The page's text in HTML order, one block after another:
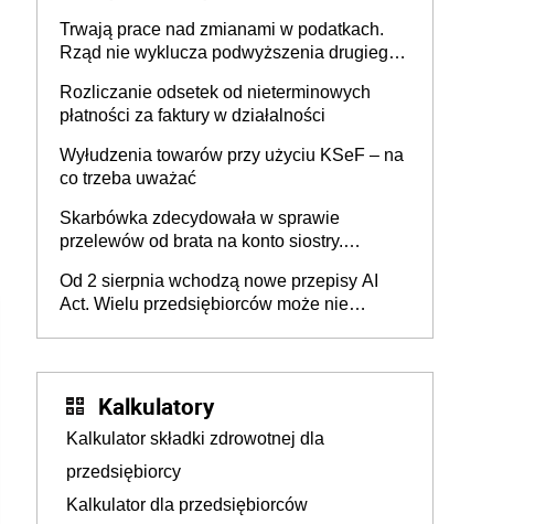
Trwają prace nad zmianami w podatkach.
Rząd nie wyklucza podwyższenia drugiego
Rozliczanie odsetek od nieterminowych
płatności za faktury w działalności
Wyłudzenia towarów przy użyciu KSeF – na
co trzeba uważać
Skarbówka zdecydowała w sprawie
przelewów od brata na konto siostry.
darowizna, ale podatku jednak nie będzie
Od 2 sierpnia wchodzą nowe przepisy AI
Act. Wielu przedsiębiorców może nie
Kalkulatory
Kalkulator składki zdrowotnej dla
przedsiębiorcy
Kalkulator dla przedsiębiorców